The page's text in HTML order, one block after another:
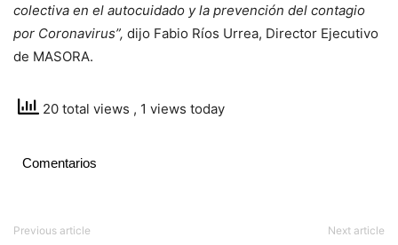
colectiva en el autocuidado y la prevención del contagio
por Coronavirus”, dijo Fabio Ríos Urrea, Director Ejecutivo
de MASORA.
20 total views , 1 views today
Comentarios
Previous article Next article